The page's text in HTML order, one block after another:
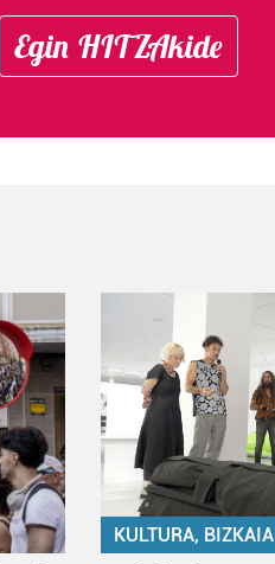
Egin HITZAkide
KULTURA, BIZKAIA